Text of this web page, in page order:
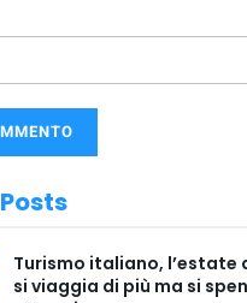
Posts
Turismo italiano, l’estate
si viaggia di più ma si